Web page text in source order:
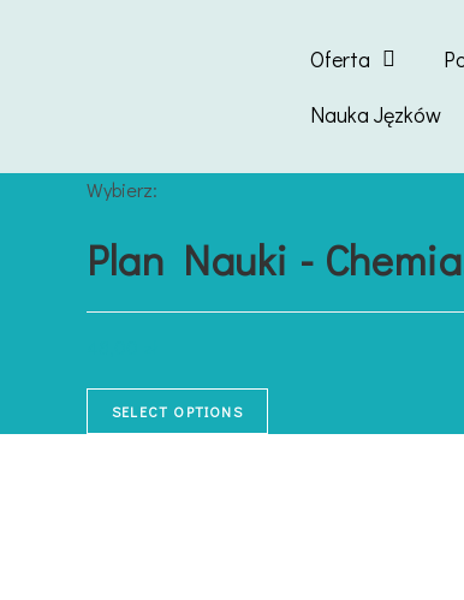
Oferta
Nauka Jęzków
Wybierz:
Plan Nauki -
SELECT OPTIONS